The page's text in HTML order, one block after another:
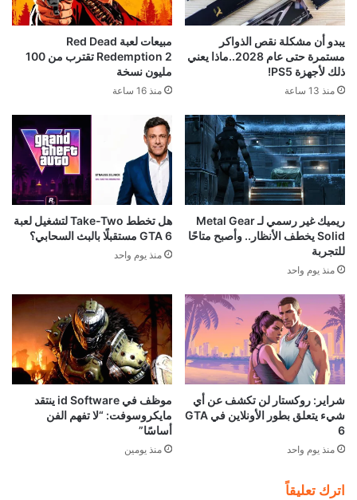
يبدو أن مشكلة نقص الذواكر
مستمرة حتى عام 2028..ماذا يعني
ذلك لأجهزة PS5!
منذ 13 ساعة
مبيعات لعبة Red Dead
Redemption 2 تقترب من 100
مليون نسخة
منذ 16 ساعة
ريميك غير رسمي لـ Metal Gear
Solid يخطف الأنظار.. وأصبح متاحًا
للتجربة
منذ يوم واحد
هل تخطط Take-Two لتشغيل لعبة
GTA 6 مستقبلًا بالبث السحابي؟
منذ يوم واحد
شراير: روكستار لن تكشف عن أي
شيء يتعلق بطور الأونلاين في GTA
6
منذ يوم واحد
موظف في id Software ينتقد
مايكروسوفت: “لا تفهم الفن
أساسًا”
منذ يومين
اترك تعليقاً